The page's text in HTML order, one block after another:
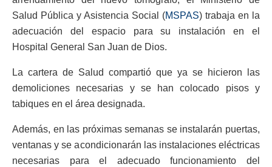
Salud Pública y Asistencia Social (MSPAS) trabaja en la
adecuación del espacio para su instalación en el
Hospital General San Juan de Dios.
La cartera de Salud compartió que ya se hicieron las
demoliciones necesarias y se han colocado pisos y
tabiques en el área designada.
Además, en las próximas semanas se instalarán puertas,
ventanas y se acondicionarán las instalaciones eléctricas
necesarias para el adecuado funcionamiento del